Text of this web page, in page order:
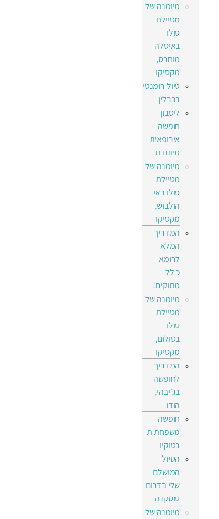
מיומנה של
מטיילת
סולו
באיסלה
מוחרס,
מקסיקו
טיול רומנטי
בברלין
ליסבון
חופשה
אירופאית
מיוחדת
מיומנה של
מטיילת
סולו באי
הולבוש,
מקסיקו
המדריך
המלא
לרומא
כולל
מתוקים!
מיומנה של
מטיילת
סולו
בטולום,
מקסיקו
המדריך
לחופשה
בג׳יבהי,
הודו
חופשה
משפחתית
בטוקיו
הטיול
המושלם
שלי בדרום
טוסקנה
מיומנה של